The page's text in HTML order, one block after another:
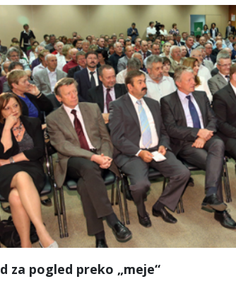
za pogled preko „meje“